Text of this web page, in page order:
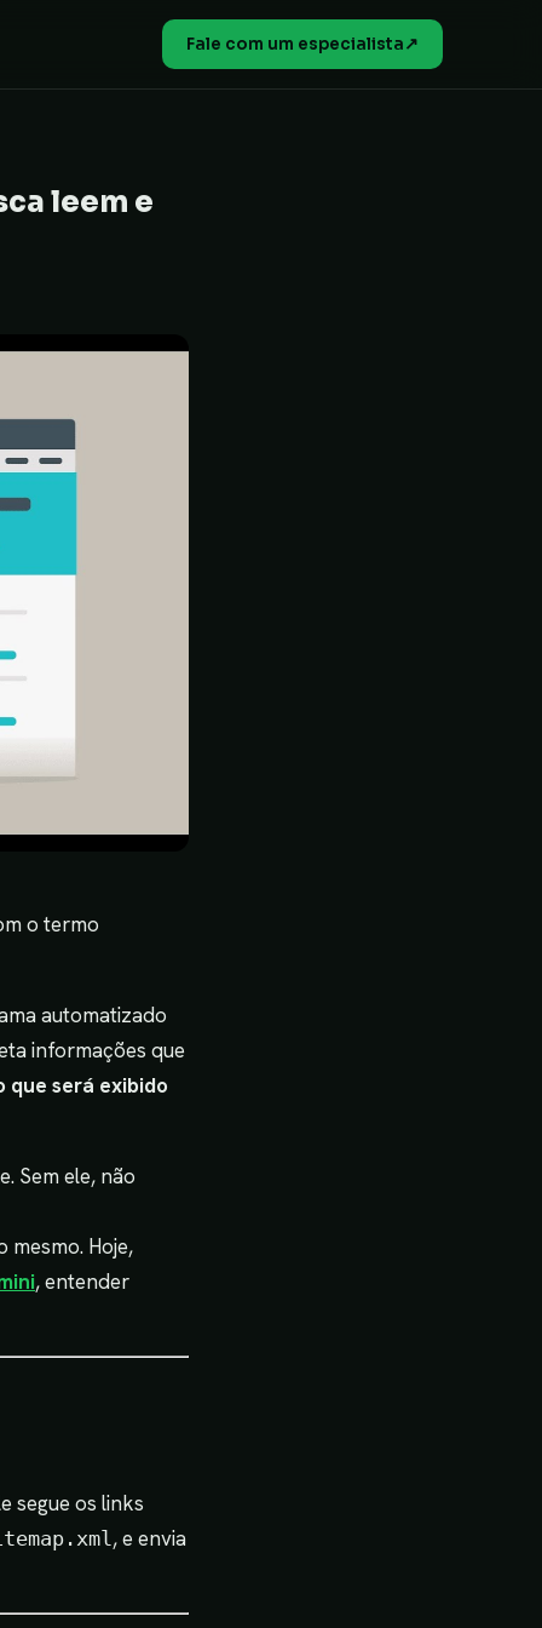
Fale com um especialista↗
leem e
o termo
automatizado
informações que
que será exibido
Sem ele, não
mesmo. Hoje,
, entender
segue os links
, e envia